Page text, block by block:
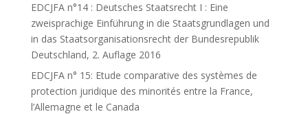
EDCJFA n°14 : Deutsches Staatsrecht I : Eine
zweisprachige Einführung in die Staatsgrundlagen und
in das Staatsorganisationsrecht der Bundesrepublik
Deutschland, 2. Auflage 2016
EDCJFA n° 15: Etude comparative des systèmes de
protection juridique des minorités entre la France,
l’Allemagne et le Canada